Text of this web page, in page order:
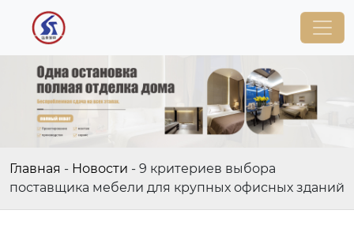
Главная - Новости - 9 критериев выбора
поставщика мебели для крупных офисных зданий